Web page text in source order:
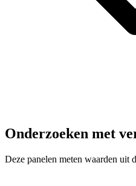
Onderzoeken met
Deze panelen meten waarden uit